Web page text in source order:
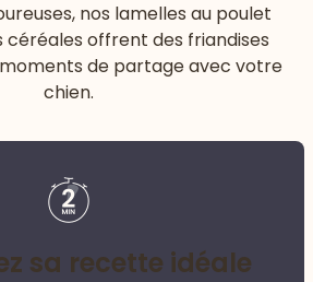
nos lamelles au poulet
céréales offrent des friandises
de partage avec votre
chien.
sa recette idéale